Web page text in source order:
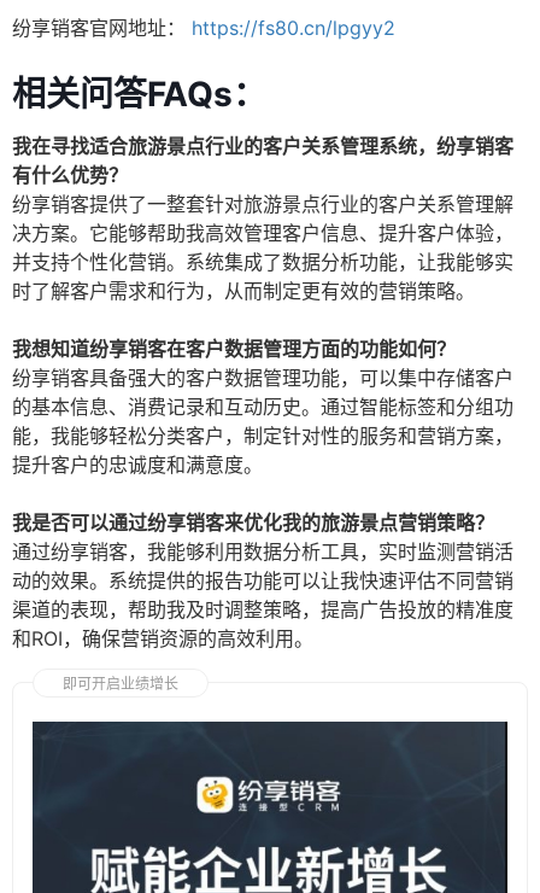
纷享销客官网地址： https://fs80.cn/lpgyy2
相关问答FAQs：
我在寻找适合旅游景点行业的客户关系管理系统，纷享销客
有什么优势？
纷享销客提供了一整套针对旅游景点行业的客户关系管理解
决方案。它能够帮助我高效管理客户信息、提升客户体验，
并支持个性化营销。系统集成了数据分析功能，让我能够实
时了解客户需求和行为，从而制定更有效的营销策略。
我想知道纷享销客在客户数据管理方面的功能如何？
纷享销客具备强大的客户数据管理功能，可以集中存储客户
的基本信息、消费记录和互动历史。通过智能标签和分组功
能，我能够轻松分类客户，制定针对性的服务和营销方案，
提升客户的忠诚度和满意度。
我是否可以通过纷享销客来优化我的旅游景点营销策略？
通过纷享销客，我能够利用数据分析工具，实时监测营销活
动的效果。系统提供的报告功能可以让我快速评估不同营销
渠道的表现，帮助我及时调整策略，提高广告投放的精准度
和ROI，确保营销资源的高效利用。
即可开启业绩增长